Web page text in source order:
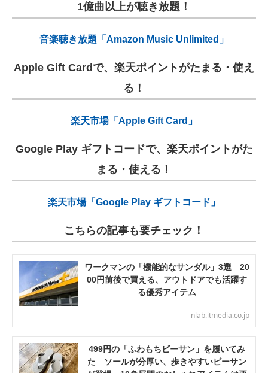
1億曲以上が聴き放題！
音楽聴き放題「Amazon Music Unlimited」
Apple Gift Cardで、楽天ポイントがたまる・使え
る！
楽天市場「Apple Gift Card」
Google Play ギフトコードで、楽天ポイントがた
まる・使える！
楽天市場「Google Play ギフトコード」
こちらの記事も要チェック！
ワークマンの「機能的なサンダル」3選 20
00円前後で買える、アウトドアでも活躍す
る優秀アイテム
nlab.itmedia.co.jp
499円の「ふわもちビーサン」を履いてみ
た ソールが分厚い、歩きやすいビーサン